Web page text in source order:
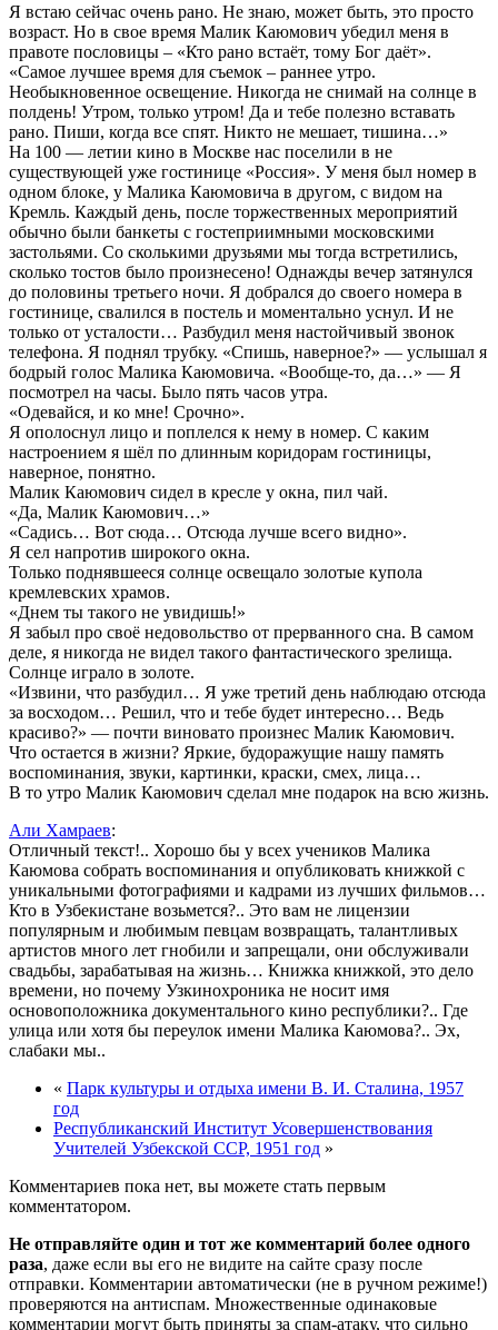
Я встаю сейчас очень рано. Не знаю, может быть, это просто
возраст. Но в свое время Малик Каюмович убедил меня в
правоте пословицы – «Кто рано встаёт, тому Бог даёт».
«Самое лучшее время для съемок – раннее утро.
Необыкновенное освещение. Никогда не снимай на солнце в
полдень! Утром, только утром! Да и тебе полезно вставать
рано. Пиши, когда все спят. Никто не мешает, тишина…»
На 100 — летии кино в Москве нас поселили в не
существующей уже гостинице «Россия». У меня был номер в
одном блоке, у Малика Каюмовича в другом, с видом на
Кремль. Каждый день, после торжественных мероприятий
обычно были банкеты с гостеприимными московскими
застольями. Со сколькими друзьями мы тогда встретились,
сколько тостов было произнесено! Однажды вечер затянулся
до половины третьего ночи. Я добрался до своего номера в
гостинице, свалился в постель и моментально уснул. И не
только от усталости… Разбудил меня настойчивый звонок
телефона. Я поднял трубку. «Спишь, наверное?» — услышал я
бодрый голос Малика Каюмовича. «Вообще-то, да…» — Я
посмотрел на часы. Было пять часов утра.
«Одевайся, и ко мне! Срочно».
Я ополоснул лицо и поплелся к нему в номер. С каким
настроением я шёл по длинным коридорам гостиницы,
наверное, понятно.
Малик Каюмович сидел в кресле у окна, пил чай.
«Да, Малик Каюмович…»
«Садись… Вот сюда… Отсюда лучше всего видно».
Я сел напротив широкого окна.
Только поднявшееся солнце освещало золотые купола
кремлевских храмов.
«Днем ты такого не увидишь!»
Я забыл про своё недовольство от прерванного сна. В самом
деле, я никогда не видел такого фантастического зрелища.
Солнце играло в золоте.
«Извини, что разбудил… Я уже третий день наблюдаю отсюда
за восходом… Решил, что и тебе будет интересно… Ведь
красиво?» — почти виновато произнес Малик Каюмович.
Что остается в жизни? Яркие, будоражущие нашу память
воспоминания, звуки, картинки, краски, смех, лица…
В то утро Малик Каюмович сделал мне подарок на всю жизнь.
Али Хамраев:
Отличный текст!.. Хорошо бы у всех учеников Малика
Каюмова собрать воспоминания и опубликовать книжкой с
уникальными фотографиями и кадрами из лучших фильмов…
Кто в Узбекистане возьмется?.. Это вам не лицензии
популярным и любимым певцам возвращать, талантливых
артистов много лет гнобили и запрещали, они обслуживали
свадьбы, зарабатывая на жизнь… Книжка книжкой, это дело
времени, но почему Узкинохроника не носит имя
основоположника документального кино республики?.. Где
улица или хотя бы переулок имени Малика Каюмова?.. Эх,
слабаки мы..
« Парк культуры и отдыха имени В. И. Сталина, 1957
год
Республиканский Институт Усовершенствования
Учителей Узбекской ССР, 1951 год »
Комментариев пока нет, вы можете стать первым
комментатором.
Не отправляйте один и тот же комментарий более одного
раза, даже если вы его не видите на сайте сразу после
отправки. Комментарии автоматически (не в ручном режиме!)
проверяются на антиспам. Множественные одинаковые
комментарии могут быть приняты за спам-атаку, что сильно